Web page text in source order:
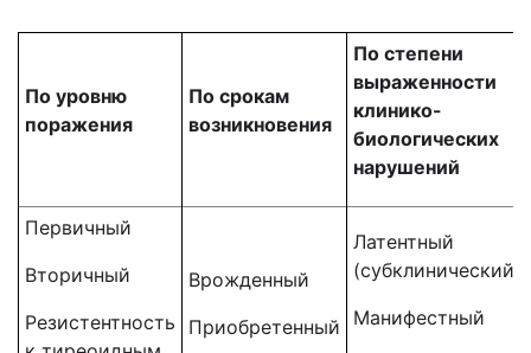
По уровню
поражения
По срокам
возникновения
По степени
выраженности
клинико-
биологических
нарушений
Первичный
Вторичный
Резистентность
Врожденный
Приобретенный
Латентный
(субклинический)
Манифестный